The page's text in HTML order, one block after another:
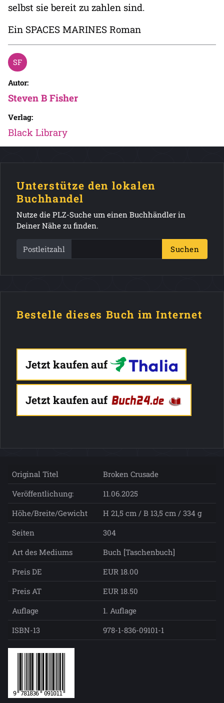
selbst sie bereit zu zahlen sind.
Ein SPACES MARINES Roman
Autor:
Steven B Fisher
Verlag:
Black Library
Unterstütze den lokalen
Buchhandel
Nutze die PLZ-Suche um einen Buchhändler in
Deiner Nähe zu finden.
Postleitzahl Suchen
Bestelle dieses Buch im Internet
Jetzt kaufen auf
Jetzt kaufen auf
Original Titel
Broken Crusade
Veröffentlichung:
11.06.2025
Höhe/Breite/Gewicht
H 21,5 cm / B 13,5 cm / 334 g
Seiten
304
Art des Mediums
Buch [Taschenbuch]
Preis DE
EUR 18.00
Preis AT
EUR 18.50
Auflage
1. Auflage
ISBN-13
978-1-836-09101-1